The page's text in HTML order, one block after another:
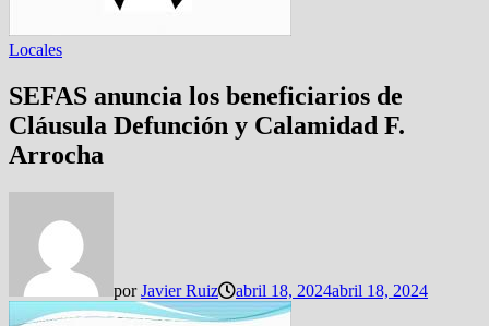
Locales
SEFAS anuncia los beneficiarios de
Cláusula Defunción y Calamidad F.
Arrocha
porJavier Ruiz abril 18, 2024abril 18, 2024